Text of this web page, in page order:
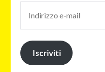
Iscriviti